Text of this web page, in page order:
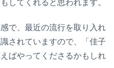
してくれると思われます。
で、最近の流行を取り入れ
されていますので、「佳子
ばやってくださるかもしれ